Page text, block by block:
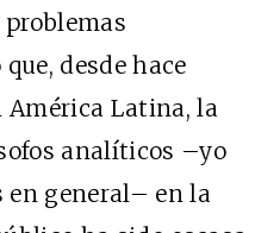
desde hace
Latina, la
analíticos –yo
en general– en la